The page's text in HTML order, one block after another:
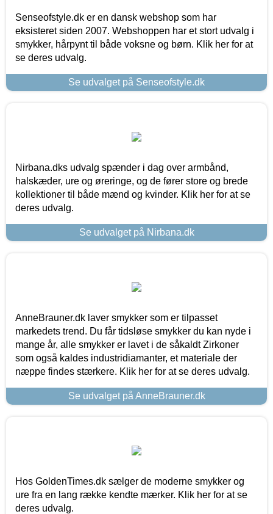
Senseofstyle.dk er en dansk webshop som har
eksisteret siden 2007. Webshoppen har et stort udvalg i
smykker, hårpynt til både voksne og børn. Klik her for at
se deres udvalg.
Se udvalget på Senseofstyle.dk
Nirbana.dks udvalg spænder i dag over armbånd,
halskæder, ure og øreringe, og de fører store og brede
kollektioner til både mænd og kvinder. Klik her for at se
deres udvalg.
Se udvalget på Nirbana.dk
AnneBrauner.dk laver smykker som er tilpasset
markedets trend. Du får tidsløse smykker du kan nyde i
mange år, alle smykker er lavet i de såkaldt Zirkoner
som også kaldes industridiamanter, et materiale der
næppe findes stærkere. Klik her for at se deres udvalg.
Se udvalget på AnneBrauner.dk
Hos GoldenTimes.dk sælger de moderne smykker og
ure fra en lang række kendte mærker. Klik her for at se
deres udvalg.